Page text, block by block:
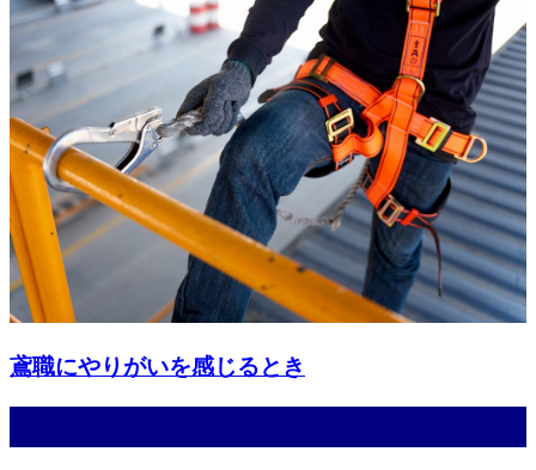
鳶職にやりがいを感じるとき